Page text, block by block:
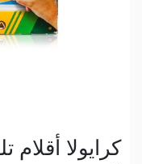
كرايولا